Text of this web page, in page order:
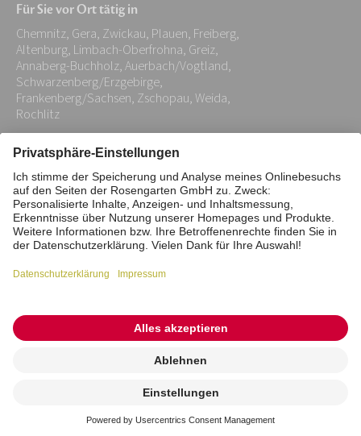
beauftragen
Adresse:
*
Für Sie vor Ort tätig in
Chemnitz, Gera, Zwickau, Plauen, Freiberg,
Altenburg, Limbach-Oberfrohna, Greiz,
Annaberg-Buchholz, Auerbach/Vogtland,
Schwarzenberg/Erzgebirge,
Frankenberg/Sachsen, Zschopau, Weida,
Rochlitz
Impressum Datenschutz
Stiftung
Interne Meldestelle
Zahlungsmittel
Barrierefreiheitserklärung
Vertrag widerrufen
© 2026 ROSENGARTEN-Tierbestattung